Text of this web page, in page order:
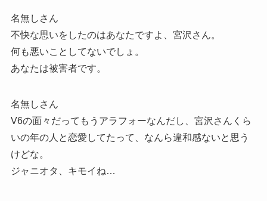
名無しさん
不快な思いをしたのはあなたですよ、宮沢さん。
何も悪いことしてないでしょ。
あなたは被害者です。
名無しさん
V6の面々だってもうアラフォーなんだし、宮沢さんくら
いの年の人と恋愛してたって、なんら違和感ないと思う
けどな。
ジャニオタ、キモイね…